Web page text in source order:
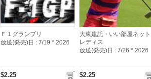
Ｆ１グランプリ
放送(発売)日 : 7/19 * 2026
$2.25
大東建託・いい部屋ネット
レディス
放送(発売)日 : 7/26 * 2026
$2.25